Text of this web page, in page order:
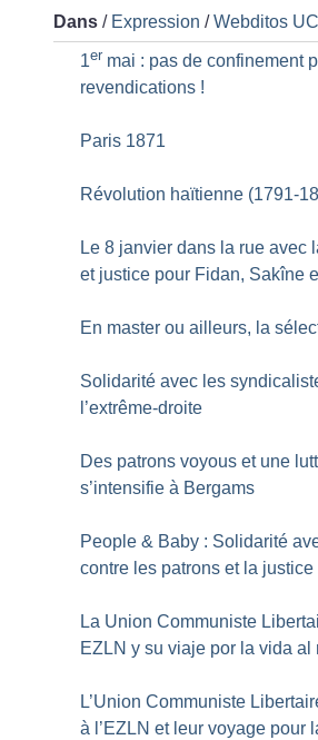
Dans / Expression /Webditos
1er mai : pas de confinement
revendications !
Paris 1871
Révolution haïtienne (1791-
Le 8 janvier dans la rue avec
et justice pour Fidan, Sakîne
En master ou ailleurs, la
Solidarité avec les
l’extrême-droite
Des patrons voyous et une
s’intensifie à Bergams
People & Baby : Solidarité
contre les patrons et la
La Union Communiste
EZLN y su viaje por la vida al
L’Union Communiste
à l’EZLN et leur voyage pour